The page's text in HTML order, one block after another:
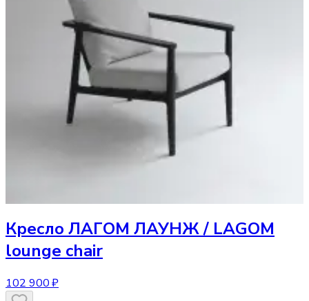
Кресло ЛАГОМ ЛАУНЖ / LAGOM
lounge chair
102 900 ₽